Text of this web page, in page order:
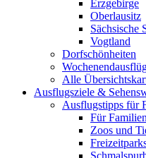
Erzgebirge
Oberlausitz
Sächsische
Vogtland
Dorfschönheiten
Alle
Ausflugsziele &
Ausflugstipps für
Für Familien
Zoos und